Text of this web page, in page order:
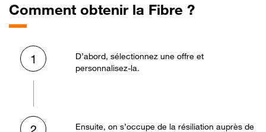
Comment obtenir la Fibre ?
1
D’abord, sélectionnez une offre et
personnalisez-la.
Ensuite, on s’occupe de la résiliation auprès de